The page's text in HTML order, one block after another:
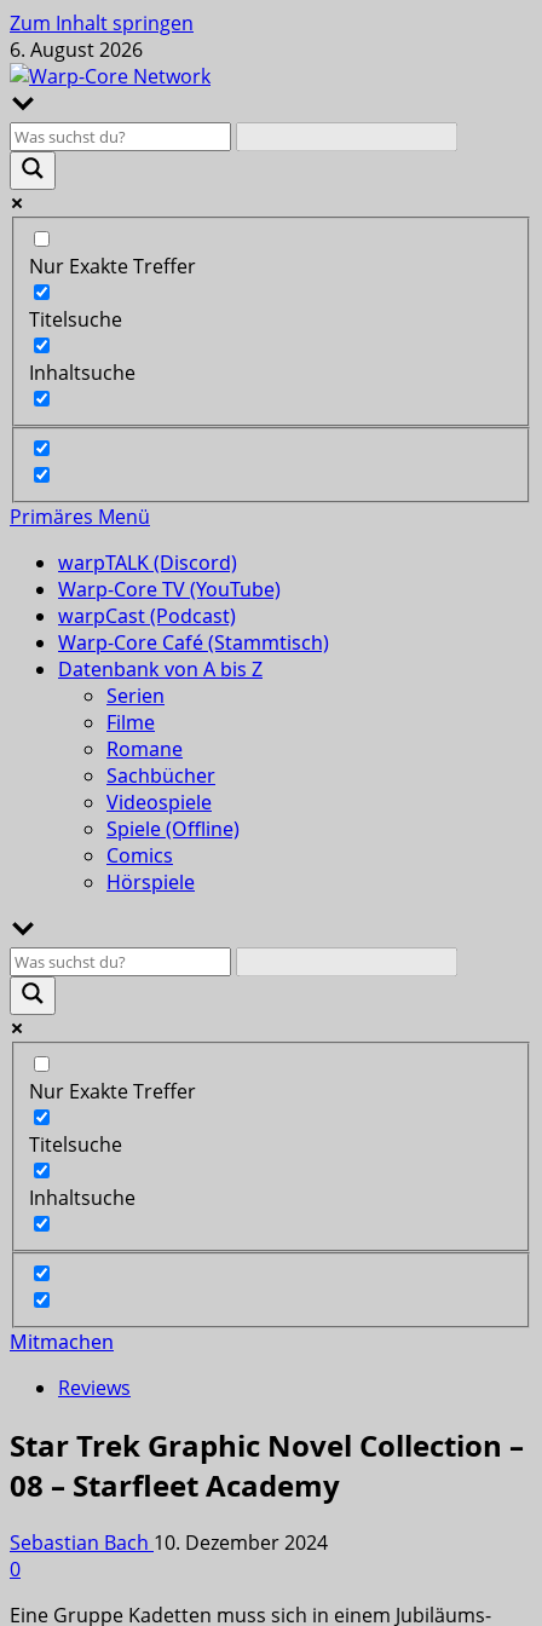
Zum Inhalt springen
6. August 2026
Nur Exakte Treffer
Titelsuche
Inhaltsuche
Primäres Menü
warpTALK (Discord)
Warp-Core TV (YouTube)
warpCast (Podcast)
Warp-Core Café (Stammtisch)
Datenbank von A bis Z
Serien
Filme
Romane
Sachbücher
Videospiele
Spiele (Offline)
Comics
Hörspiele
Nur Exakte Treffer
Titelsuche
Inhaltsuche
Mitmachen
Reviews
Star Trek Graphic Novel Collection –
08 – Starfleet Academy
Sebastian Bach 10. Dezember 2024
0
Eine Gruppe Kadetten muss sich in einem Jubiläums-